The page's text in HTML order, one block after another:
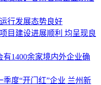
行发展态势良好
目建设进展顺利 均呈现良
1400余家境内外企业确
度“开门红”企业 兰州新